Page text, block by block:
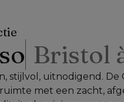
Bristol
stijlvol, uitnodigend.
met een zacht,